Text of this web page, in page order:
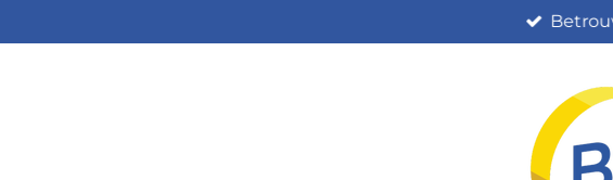
direct